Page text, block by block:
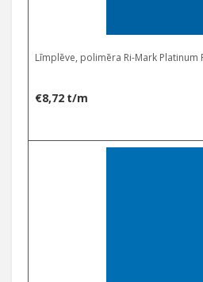
Līmplēve, polimēra Ri-Mark Platinum
€8,72 t/m